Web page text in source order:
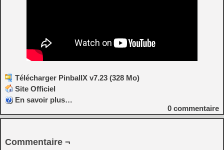
Télécharger PinballX v7.23 (328 Mo)
Site Officiel
En savoir plus…
0 commentaire
Commentaire ¬